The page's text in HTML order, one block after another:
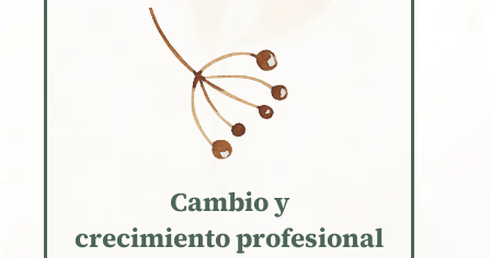
Cambio y
crecimiento profesional